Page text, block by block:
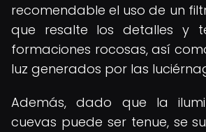
recomendable el uso de un
que resalte los detalles y
formaciones rocosas, así
luz generados por las
Además, dado que la
cuevas puede ser tenue, se